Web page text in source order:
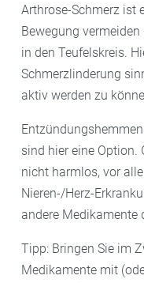
Arthrose-Schmerz ist
Bewegung
in den Teufelskreis.
Schmerzlinderung
aktiv werden zu
sind hier eine Option.
nicht harmlos, vor
Nieren-/Herz-
andere Medikamente
Tipp: Bringen Sie im
Medikamente mit